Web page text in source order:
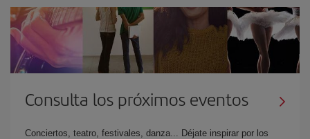
Consulta los próximos eventos
Conciertos, teatro, festivales, danza... Déjate inspirar por los